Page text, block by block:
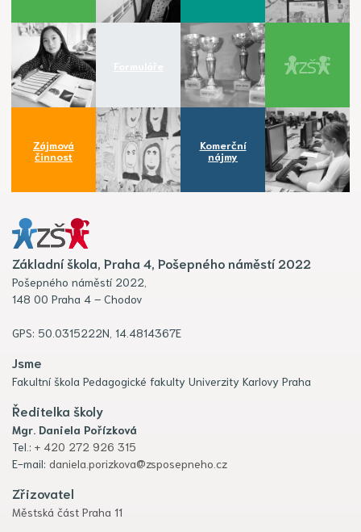
Zájmová
činnost
Komerční
nájmy
Základní škola, Praha 4, Pošepného náměstí 2022
Pošepného náměstí 2022,
148 00 Praha 4 – Chodov
GPS: 50.0315222N, 14.4814367E
Jsme
Fakultní škola Pedagogické fakulty Univerzity Karlovy Praha
Ředitelka školy
Mgr. Daniela Pořízková
Tel.: + 420 272 926 315
E-mail: daniela.porizkova@zsposepneho.cz
Zřizovatel
Městská část Praha 11